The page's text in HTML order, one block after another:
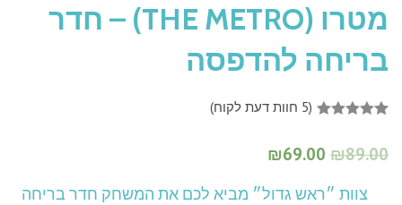
מטרו (THE METRO) – חדר
בריחה להדפסה
מבוסס על
(
5 חוות דעת לקוח)
₪89.00
₪69.00
צוות ״ראש גדול״ מביא לכם את המשחק חדר בריחה